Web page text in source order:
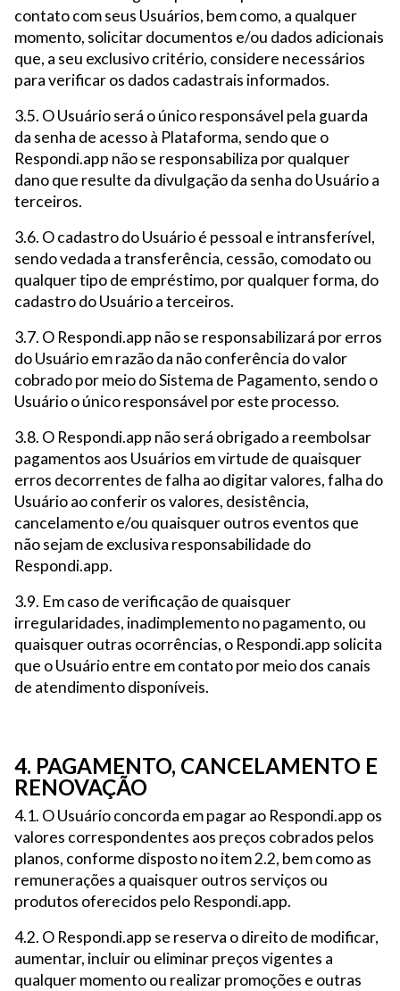
contato com seus Usuários, bem como, a qualquer
momento, solicitar documentos e/ou dados adicionais
que, a seu exclusivo critério, considere necessários
para verificar os dados cadastrais informados.
3.5. O Usuário será o único responsável pela guarda
da senha de acesso à Plataforma, sendo que o
Respondi.app não se responsabiliza por qualquer
dano que resulte da divulgação da senha do Usuário a
terceiros.
3.6. O cadastro do Usuário é pessoal e intransferível,
sendo vedada a transferência, cessão, comodato ou
qualquer tipo de empréstimo, por qualquer forma, do
cadastro do Usuário a terceiros.
3.7. O Respondi.app não se responsabilizará por erros
do Usuário em razão da não conferência do valor
cobrado por meio do Sistema de Pagamento, sendo o
Usuário o único responsável por este processo.
3.8. O Respondi.app não será obrigado a reembolsar
pagamentos aos Usuários em virtude de quaisquer
erros decorrentes de falha ao digitar valores, falha do
Usuário ao conferir os valores, desistência,
cancelamento e/ou quaisquer outros eventos que
não sejam de exclusiva responsabilidade do
Respondi.app.
3.9. Em caso de verificação de quaisquer
irregularidades, inadimplemento no pagamento, ou
quaisquer outras ocorrências, o Respondi.app solicita
que o Usuário entre em contato por meio dos canais
de atendimento disponíveis.
4. PAGAMENTO, CANCELAMENTO E
RENOVAÇÃO
4.1. O Usuário concorda em pagar ao Respondi.app os
valores correspondentes aos preços cobrados pelos
planos, conforme disposto no item 2.2, bem como as
remunerações a quaisquer outros serviços ou
produtos oferecidos pelo Respondi.app.
4.2. O Respondi.app se reserva o direito de modificar,
aumentar, incluir ou eliminar preços vigentes a
qualquer momento ou realizar promoções e outras